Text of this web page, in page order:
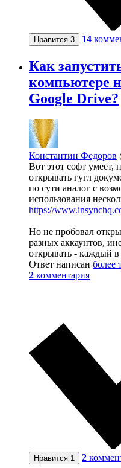
Нравится 3 14
Как
компьютере
Google Drive?
Константин Федоров
Вот этот софт умеет,
открывать гугл
по сути аналог с
использования
https://
Но не пробовал
разных аккаунтов,
открывать - каждый
Ответ написан более
2 комментария
Нравится 1 2